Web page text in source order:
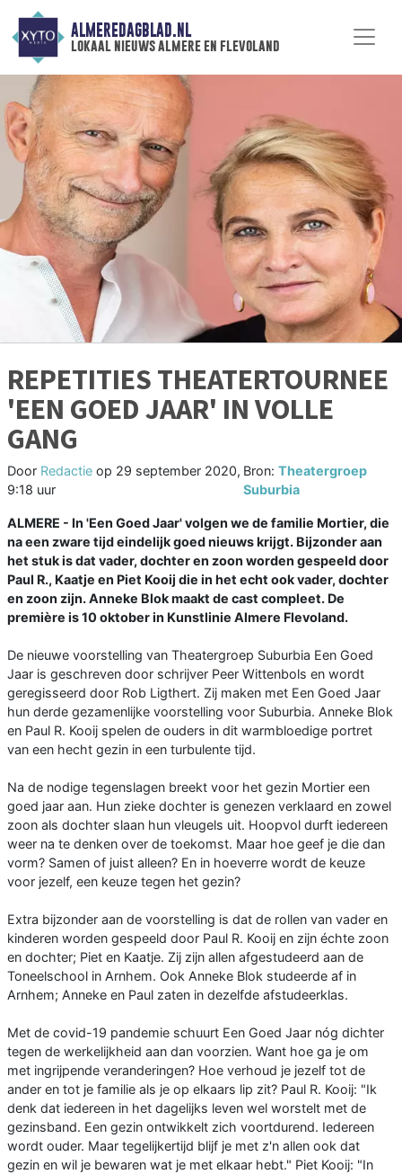
ALMEREDAGBLAD.NL
lokaal nieuws almere en flevoland
REPETITIES THEATERTOURNEE
'EEN GOED JAAR' IN VOLLE
GANG
Door Redactie op 29 september 2020,
9:18 uur
Bron:Theatergroep
Suburbia
ALMERE - In 'Een Goed Jaar' volgen we de familie Mortier, die
na een zware tijd eindelijk goed nieuws krijgt. Bijzonder aan
het stuk is dat vader, dochter en zoon worden gespeeld door
Paul R., Kaatje en Piet Kooij die in het echt ook vader, dochter
en zoon zijn. Anneke Blok maakt de cast compleet. De
première is 10 oktober in Kunstlinie Almere Flevoland.
De nieuwe voorstelling van Theatergroep Suburbia Een Goed
Jaar is geschreven door schrijver Peer Wittenbols en wordt
geregisseerd door Rob Ligthert. Zij maken met Een Goed Jaar
hun derde gezamenlijke voorstelling voor Suburbia. Anneke Blok
en Paul R. Kooij spelen de ouders in dit warmbloedige portret
van een hecht gezin in een turbulente tijd.
Na de nodige tegenslagen breekt voor het gezin Mortier een
goed jaar aan. Hun zieke dochter is genezen verklaard en zowel
zoon als dochter slaan hun vleugels uit. Hoopvol durft iedereen
weer na te denken over de toekomst. Maar hoe geef je die dan
vorm? Samen of juist alleen? En in hoeverre wordt de keuze
voor jezelf, een keuze tegen het gezin?
Extra bijzonder aan de voorstelling is dat de rollen van vader en
kinderen worden gespeeld door Paul R. Kooij en zijn échte zoon
en dochter; Piet en Kaatje. Zij zijn allen afgestudeerd aan de
Toneelschool in Arnhem. Ook Anneke Blok studeerde af in
Arnhem; Anneke en Paul zaten in dezelfde afstudeerklas.
Met de covid-19 pandemie schuurt Een Goed Jaar nóg dichter
tegen de werkelijkheid aan dan voorzien. Want hoe ga je om
met ingrijpende veranderingen? Hoe verhoud je jezelf tot de
ander en tot je familie als je op elkaars lip zit? Paul R. Kooij: "Ik
denk dat iedereen in het dagelijks leven wel worstelt met de
gezinsband. Een gezin ontwikkelt zich voortdurend. Iedereen
wordt ouder. Maar tegelijkertijd blijf je met z'n allen ook dat
gezin en wil je bewaren wat je met elkaar hebt." Piet Kooij: "In